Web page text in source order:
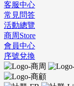
客服中心
常見問答
活動總覽
商周Store
會員中心
序號兌換